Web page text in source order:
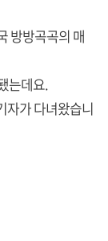
방방곡곡의 매
는데요.
자가 다녀왔습니